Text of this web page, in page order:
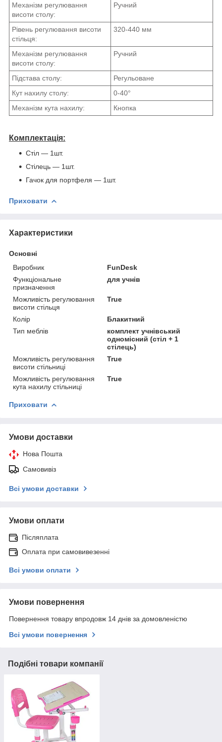
Механізм регулювання
висоти столу:
Ручний
Рівень регулювання висоти
стільця:
320-440 мм
Механізм регулювання
висоти столу:
Ручний
Підстава столу:
Регульоване
Кут нахилу столу:
0-40°
Механізм кута нахилу:
Кнопка
Комплектація:
Стіл ― 1шт.
Стілець ― 1шт.
Гачок для портфеля ― 1шт.
Приховати
Характеристики
Основні
Виробник
FunDesk
Функціональне
призначення
для учнів
Можливість регулювання
висоти стільця
True
Колір
Блакитний
Тип меблів
комплект учнівський
одномісний (стіл + 1
стілець)
Можливість регулювання
висоти стільниці
True
Можливість регулювання
кута нахилу стільниці
True
Приховати
Умови доставки
Нова Пошта
Самовивіз
Всі умови доставки
Умови оплати
Післяплата
Оплата при самовивезенні
Всі умови оплати
Умови повернення
Повернення товару впродовж 14 днів за домовленістю
Всі умови повернення
Подібні товари компанії